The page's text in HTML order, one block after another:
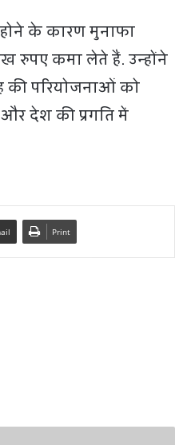
के कारण मुनाफा
रुपए कमा लेते हैं. उन्होंने
की परियोजनाओं को
देश की प्रगति में
Print